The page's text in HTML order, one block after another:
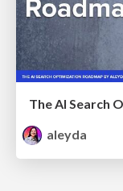
aleyda